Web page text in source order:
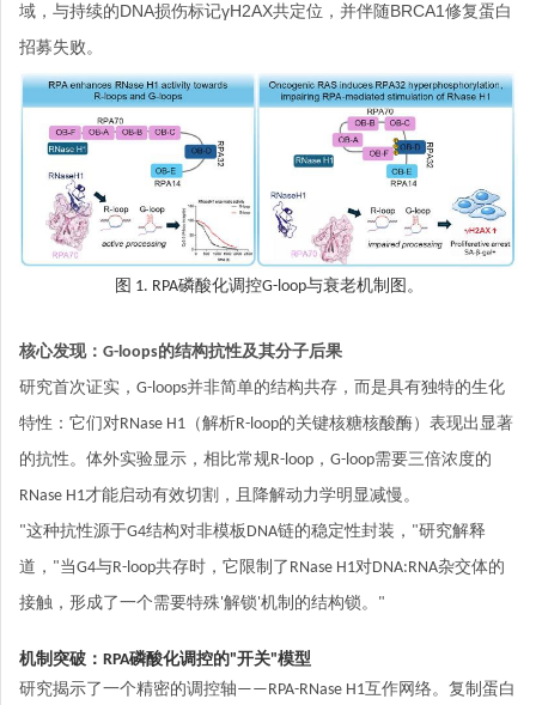
域，与持续的DNA损伤标记γH2AX共定位，并伴随BRCA1修复蛋白
招募失败。
图 1. RPA磷酸化调控G-loop与衰老机制图。
核心发现：G-loops的结构抗性及其分子后果
研究首次证实，G-loops并非简单的结构共存，而是具有独特的生化
特性：它们对RNase H1（解析R-loop的关键核糖核酸酶）表现出显著
的抗性。体外实验显示，相比常规R-loop，G-loop需要三倍浓度的
RNase H1才能启动有效切割，且降解动力学明显减慢。
"这种抗性源于G4结构对非模板DNA链的稳定性封装，"研究解释
道，"当G4与R-loop共存时，它限制了RNase H1对DNA:RNA杂交体的
接触，形成了一个需要特殊'解锁'机制的结构锁。"
机制突破：RPA磷酸化调控的"开关"模型
研究揭示了一个精密的调控轴——RPA-RNase H1互作网络。复制蛋白